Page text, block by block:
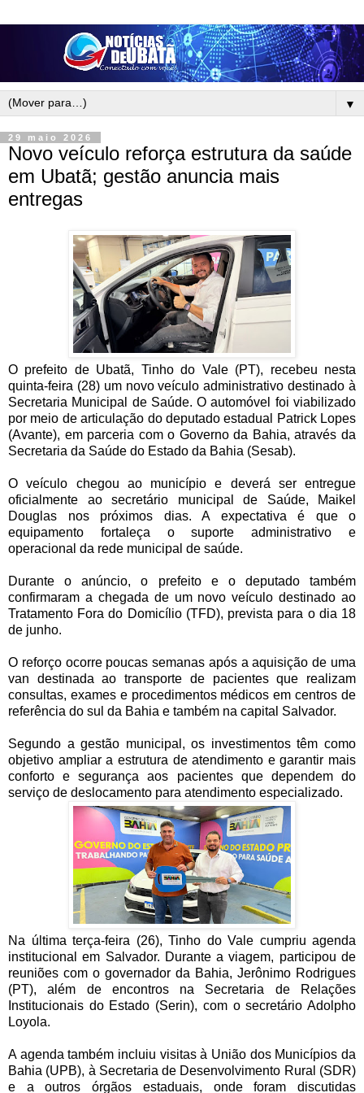
▼
29 maio 2026
Novo veículo reforça estrutura da saúde
em Ubatã; gestão anuncia mais
entregas
O prefeito de Ubatã, Tinho do Vale (PT), recebeu nesta
quinta-feira (28) um novo veículo administrativo destinado à
Secretaria Municipal de Saúde. O automóvel foi viabilizado
por meio de articulação do deputado estadual Patrick Lopes
(Avante), em parceria com o Governo da Bahia, através da
Secretaria da Saúde do Estado da Bahia (Sesab).
O veículo chegou ao município e deverá ser entregue
oficialmente ao secretário municipal de Saúde, Maikel
Douglas nos próximos dias. A expectativa é que o
equipamento fortaleça o suporte administrativo e
operacional da rede municipal de saúde.
Durante o anúncio, o prefeito e o deputado também
confirmaram a chegada de um novo veículo destinado ao
Tratamento Fora do Domicílio (TFD), prevista para o dia 18
de junho.
O reforço ocorre poucas semanas após a aquisição de uma
van destinada ao transporte de pacientes que realizam
consultas, exames e procedimentos médicos em centros de
referência do sul da Bahia e também na capital Salvador.
Segundo a gestão municipal, os investimentos têm como
objetivo ampliar a estrutura de atendimento e garantir mais
conforto e segurança aos pacientes que dependem do
serviço de deslocamento para atendimento especializado.
Na última terça-feira (26), Tinho do Vale cumpriu agenda
institucional em Salvador. Durante a viagem, participou de
reuniões com o governador da Bahia, Jerônimo Rodrigues
(PT), além de encontros na Secretaria de Relações
Institucionais do Estado (Serin), com o secretário Adolpho
Loyola.
A agenda também incluiu visitas à União dos Municípios da
Bahia (UPB), à Secretaria de Desenvolvimento Rural (SDR)
e a outros órgãos estaduais, onde foram discutidas